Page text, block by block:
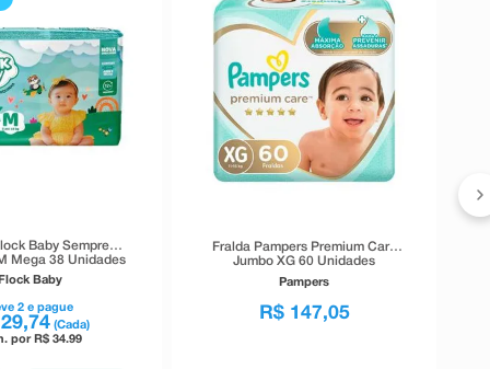
Baby Sempre
Mega 38 Unidades
Baby
2e pague
29,74 (Cada)
por R$ 34.99
Fralda Pampers Premium Care
Jumbo XG 60 Unidades
Pampers
R$ 147,05